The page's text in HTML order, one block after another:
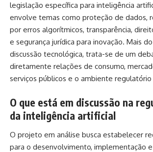
legislação específica para inteligência
envolve temas como proteção de dados,
por erros algorítmicos, transparência,
e segurança jurídica para inovação. Mais
discussão tecnológica, trata-se de um
diretamente relações de consumo,
serviços públicos e o ambiente regulatório
O que está em discussão na
da inteligência artificial
O projeto em análise busca estabelecer
para o desenvolvimento, implementação